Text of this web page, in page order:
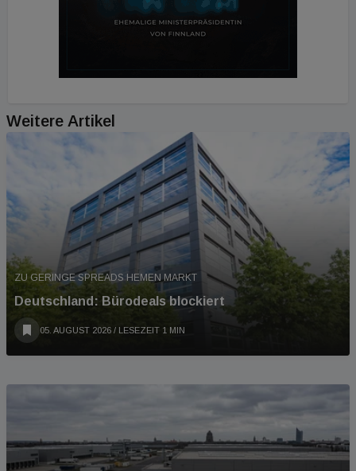
Weitere Artikel
ZU GERINGE SPREADS HEMEN MARKT
Deutschland: Bürodeals blockiert
05. AUGUST 2026 / LESEZEIT 1 MIN